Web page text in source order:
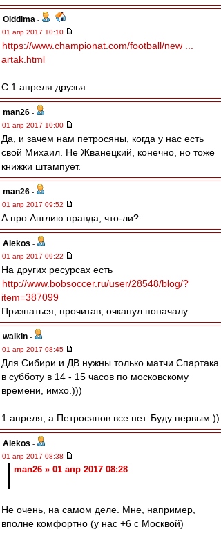
Olddima -
01 апр 2017 10:10
https://www.championat.com/football/new ...
artak.html
С 1 апреля друзья.
man26 -
01 апр 2017 10:00
Да, и зачем нам петросяны, когда у нас есть
свой Михаил. Не Жванецкий, конечно, но тоже
книжки штампует.
man26 -
01 апр 2017 09:52
А про Англию правда, что-ли?
Alekos -
01 апр 2017 09:22
На других ресурсах есть
http://www.bobsoccer.ru/user/28548/blog/?
item=387099
Признаться, прочитав, очканул поначалу
walkin -
01 апр 2017 08:45
Для Сибири и ДВ нужны только матчи Спартака
в субботу в 14 - 15 часов по московскому
времени, имхо.)))
1 апреля, а Петросянов все нет. Буду первым.))
Alekos -
01 апр 2017 08:38
man26 » 01 апр 2017 08:28
Не очень, на самом деле. Мне, например,
вполне комфортно (у нас +6 с Москвой)